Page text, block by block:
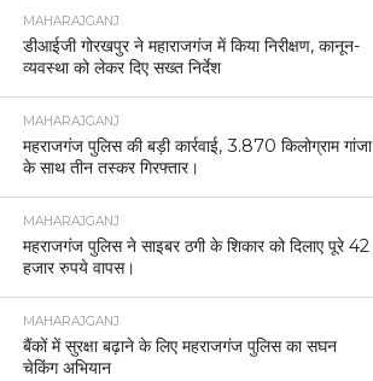
MAHARAJGANJ
डीआईजी गोरखपुर ने महाराजगंज में किया निरीक्षण, कानून-
व्यवस्था को लेकर दिए सख्त निर्देश
MAHARAJGANJ
महराजगंज पुलिस की बड़ी कार्रवाई, 3.870 किलोग्राम गांजा
के साथ तीन तस्कर गिरफ्तार।
MAHARAJGANJ
महराजगंज पुलिस ने साइबर ठगी के शिकार को दिलाए पूरे 42
हजार रुपये वापस।
MAHARAJGANJ
बैंकों में सुरक्षा बढ़ाने के लिए महराजगंज पुलिस का सघन
चेकिंग अभियान